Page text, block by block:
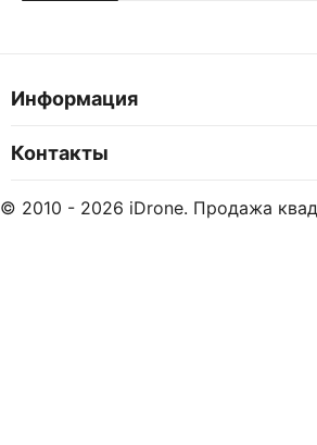
Информация
Контакты
© 2010 - 2026 iDrone. Продажа